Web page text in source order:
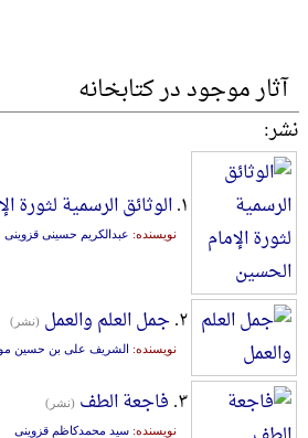
آثار موجود در کتابخانه
نشر:
۱. الوثائق الرسمیة لثورة
نویسنده: عبدالکریم حسینی قزوینی
۲. جمل العلم والعمل (نشر)
نویسنده: الشریف علی بن حسین
۳. فاجعة الطف (نشر)
نویسنده: سید محمدکاظم قزوینی